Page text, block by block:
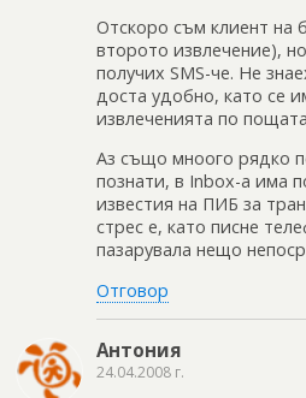
Отскоро съм клиент на
второто извлечение),
получих SMS-че. Не
доста удобно, като се
извлеченията по
Аз също мноого рядко
познати, в Inbox-а има
известия на ПИБ за
стрес е, като писне
пазарувала нещо
Отговор
Антония
24.04.2008 г.